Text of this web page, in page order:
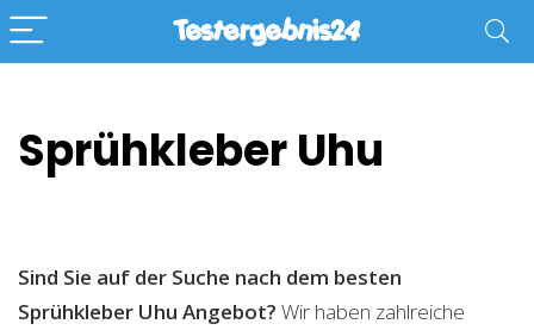
Sprühkleber Uhu
Sind Sie auf der Suche nach dem besten
Sprühkleber Uhu Angebot? Wir haben zahlreiche